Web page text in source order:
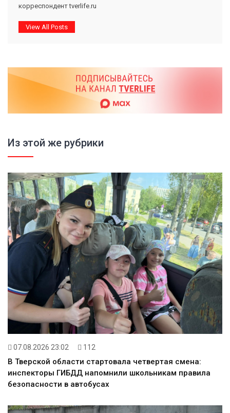
корреспондент tverlife.ru
View All Posts
Из этой же рубрики
07.08.2026 23:02 112
В Тверской области стартовала четвертая смена:
инспекторы ГИБДД напомнили школьникам правила
безопасности в автобусах